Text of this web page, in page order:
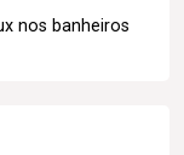
nos banheiros